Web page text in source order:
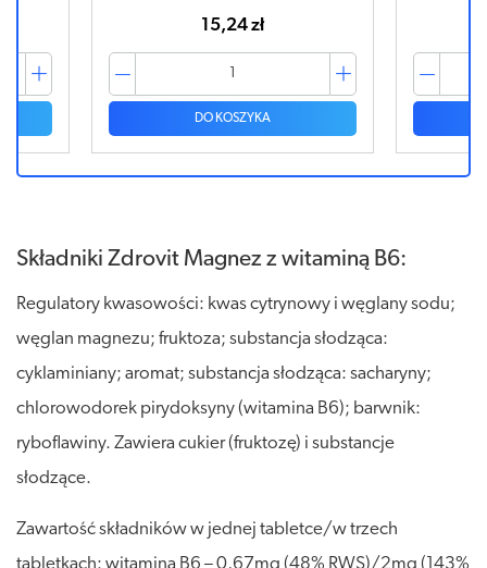
15,24 zł
DO KOSZYKA
Składniki Zdrovit Magnez z witaminą B6:
Regulatory kwasowości: kwas cytrynowy i węglany sodu;
węglan magnezu; fruktoza; substancja słodząca:
cyklaminiany; aromat; substancja słodząca: sacharyny;
chlorowodorek pirydoksyny (witamina B6); barwnik:
ryboflawiny. Zawiera cukier (fruktozę) i substancje
słodzące.
Zawartość składników w jednej tabletce/w trzech
tabletkach: witamina B6 – 0,67mg (48% RWS)/2mg (143%